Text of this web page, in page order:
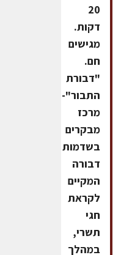
20
דקות.
מגישים
חם.
"דבורת
התבור"-
מרכז
מבקרים
בשדמות
דבורה
המקיים
לקראת
חגי
תשרי,
במהלך